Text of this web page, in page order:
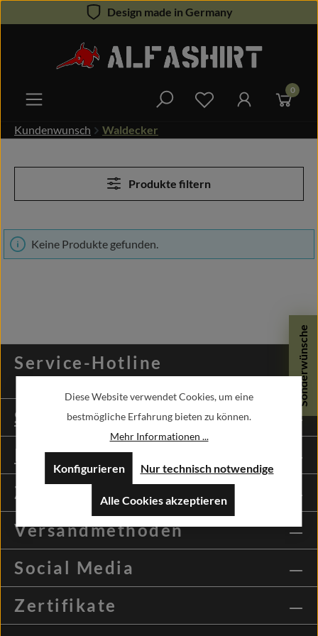
Zum Hauptinhalt springenDesign made in Germany
Du hast 0 0
Kundenwunsch Waldecker
Produkte filtern
Keine Produkte gefunden.
Sonderwünsche
Service-Hotline
Shopservice
Informationen
Zahlungsmethoden
Versandmethoden
Social Media
Zertifikate
Diese Website verwendet Cookies, um eine
bestmögliche Erfahrung bieten zu können.
Mehr Informationen ...
Nur technisch notwendige
Konfigurieren
Alle Cookies akzeptieren